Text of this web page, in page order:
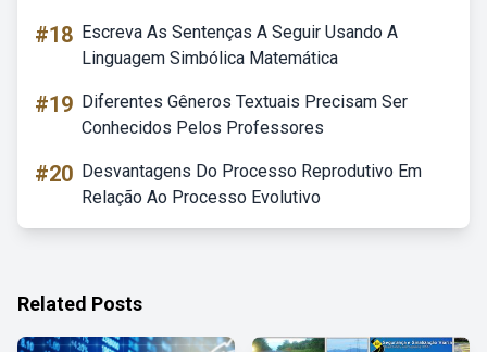
#18 Escreva As Sentenças A Seguir Usando A
Linguagem Simbólica Matemática
#19 Diferentes Gêneros Textuais Precisam Ser
Conhecidos Pelos Professores
#20 Desvantagens Do Processo Reprodutivo Em
Relação Ao Processo Evolutivo
Related Posts